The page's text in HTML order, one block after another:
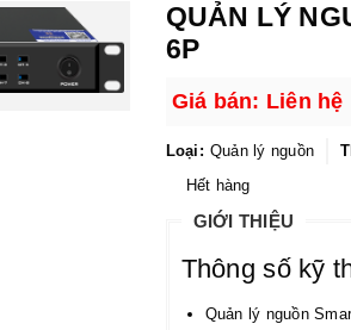
QUẢN LÝ
6P
Giá bán: Liên hệ
Loại: Quản lý nguồn
Hết hàng
GIỚI THIỆU
Thông số kỹ
Quản lý nguồn